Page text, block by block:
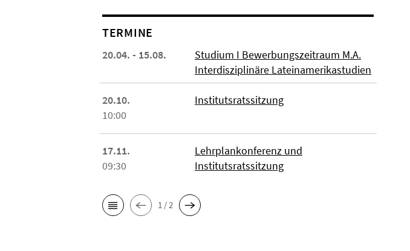
TERMINE
20.04. - 15.08.
Studium I Bewerbungszeitraum M.A.
Interdisziplinäre Lateinamerikastudien
20.10.
10:00
Institutsratssitzung
17.11.
09:30
Lehrplankonferenz und
Institutsratssitzung
1 / 2